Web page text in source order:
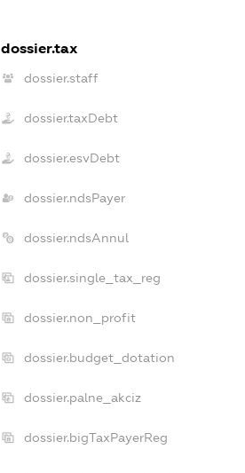
dossier.tax
dossier.staff
dossier.taxDebt
dossier.esvDebt
dossier.ndsPayer
dossier.ndsAnnul
dossier.single_tax_reg
dossier.non_profit
dossier.budget_dotation
dossier.palne_akciz
dossier.bigTaxPayerReg